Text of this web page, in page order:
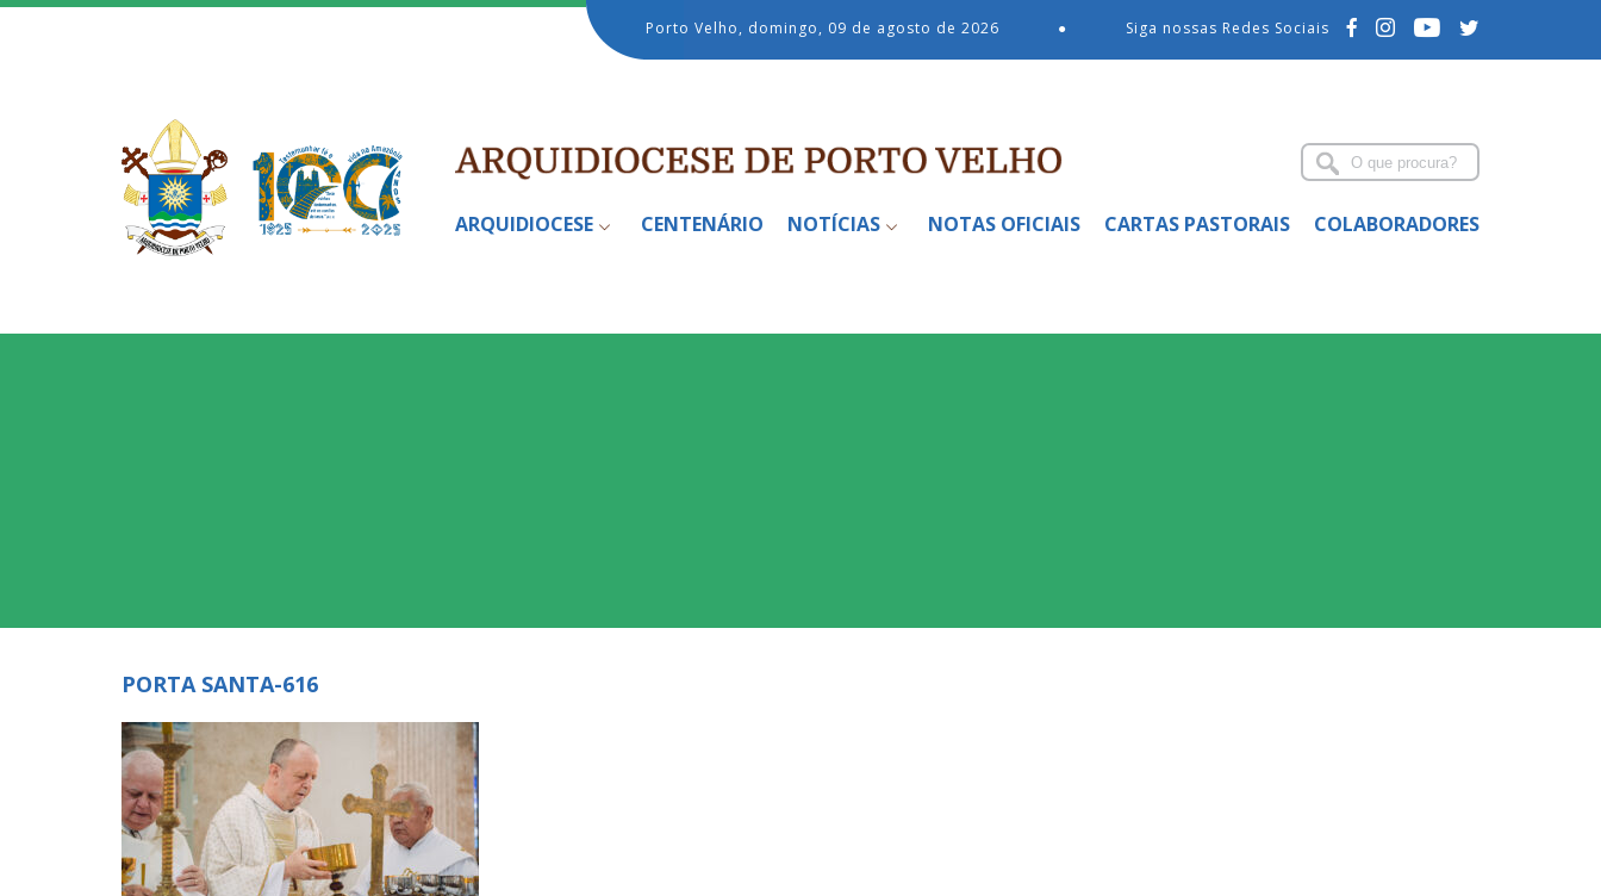
Porto Velho, domingo, 09 de agosto de 2026 ● Siga nossas Redes Sociais
ARQUIDIOCESE CENTENÁRIO NOTÍCIAS NOTAS OFICIAIS CARTAS PASTORAIS COLABORADORES
PORTA SANTA-616